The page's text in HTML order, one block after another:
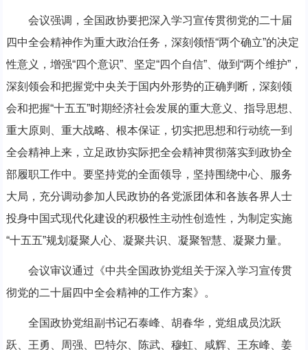
会议强调，全国政协要把深入学习宣传贯彻党的二十届
四中全会精神作为重大政治任务，深刻领悟“两个确立”的决定
性意义，增强“四个意识”、坚定“四个自信”、做到“两个维护”，
深刻领会和把握党中央关于国内外形势的正确判断，深刻领
会和把握“十五五”时期经济社会发展的重大意义、指导思想、
重大原则、重大战略、根本保证，切实把思想和行动统一到
全会精神上来，立足政协实际把全会精神贯彻落实到政协全
部履职工作中。要坚持党的全面领导，坚持围绕中心、服务
大局，充分调动参加人民政协的各党派团体和各族各界人士
投身中国式现代化建设的积极性主动性创造性，为制定实施
“十五五”规划凝聚人心、凝聚共识、凝聚智慧、凝聚力量。
会议审议通过《中共全国政协党组关于深入学习宣传贯
彻党的二十届四中全会精神的工作方案》。
全国政协党组副书记石泰峰、胡春华，党组成员沈跃
跃、王勇、周强、巴特尔、陈武、穆虹、咸辉、王东峰、姜